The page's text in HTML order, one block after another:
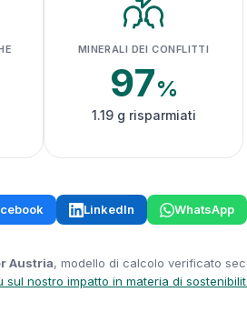
MINERALI DEI CONFLITTI
97%
1.19 g risparmiati
LinkedIn WhatsApp
Austria, modello di calcolo verificato
sul nostro impatto in materia di